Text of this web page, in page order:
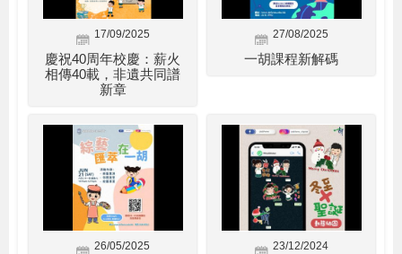
17/09/2025
慶祝40周年校慶：薪火
相傳40載，非遺共同譜
新章
27/08/2025
一胡課程新解碼
26/05/2025 23/12/2024